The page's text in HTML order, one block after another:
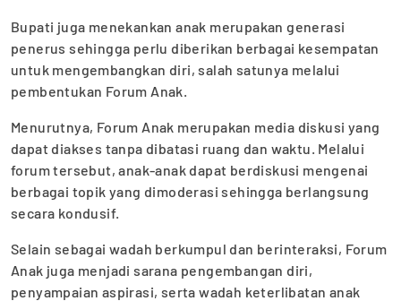
Bupati juga menekankan anak merupakan generasi
penerus sehingga perlu diberikan berbagai kesempatan
untuk mengembangkan diri, salah satunya melalui
pembentukan Forum Anak.
Menurutnya, Forum Anak merupakan media diskusi yang
dapat diakses tanpa dibatasi ruang dan waktu. Melalui
forum tersebut, anak-anak dapat berdiskusi mengenai
berbagai topik yang dimoderasi sehingga berlangsung
secara kondusif.
Selain sebagai wadah berkumpul dan berinteraksi, Forum
Anak juga menjadi sarana pengembangan diri,
penyampaian aspirasi, serta wadah keterlibatan anak